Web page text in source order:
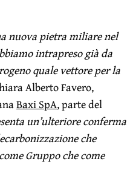
nuova pietra miliare nel
intrapreso già da
quale vettore per la
Alberto Favero,
Baxi SpA, parte del
un’ulteriore conferma
che
Gruppo che come